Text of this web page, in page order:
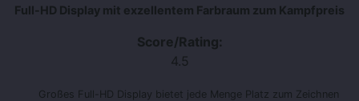
Full-HD Display mit exzellentem Farbraum zum Kampfpreis
Score/Rating:
4.5
Großes Full-HD Display bietet jede Menge Platz zum Zeichnen